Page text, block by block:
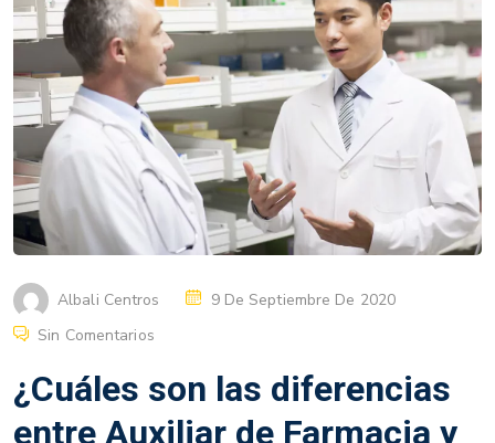
Albali Centros
9 De Septiembre De 2020
Sin Comentarios
¿Cuáles son las diferencias
entre Auxiliar de Farmacia y